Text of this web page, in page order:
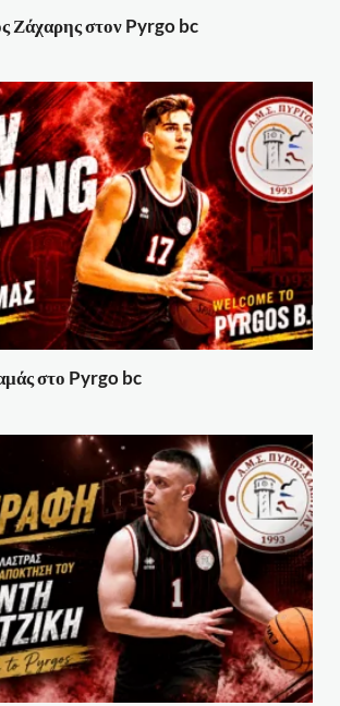
Ζάχαρης στον Pyrgo bc
στο Pyrgo bc